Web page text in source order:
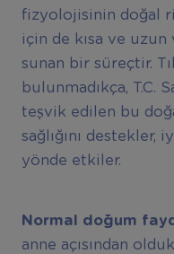
fizyolojisinin doğal
için de kısa ve
sunan bir süreçtir.
bulunmadıkça, T.C.
teşvik edilen bu
sağlığını
yönde etkiler.
Normal doğum
anne açısından